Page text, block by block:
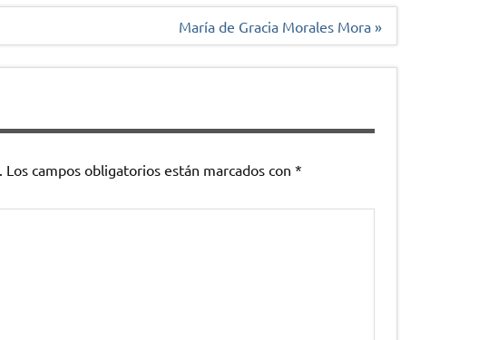
María de Gracia Morales Mora »
Los campos obligatorios están marcados con *